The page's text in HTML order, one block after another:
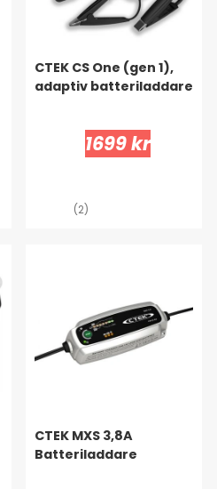
CTEK CS One (gen 1),
adaptiv batteriladdare
1699 kr
(2)
CTEK MXS 3,8A
Batteriladdare